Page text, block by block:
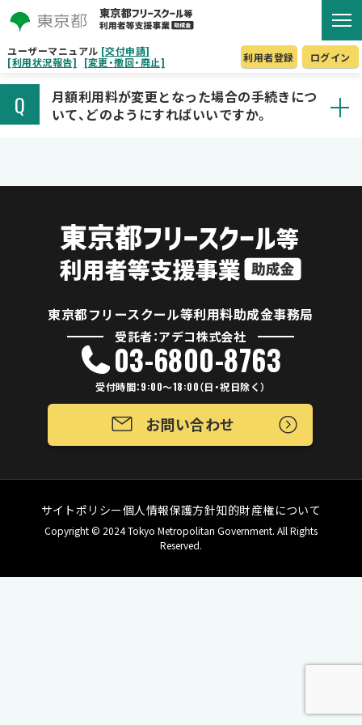
ユーザーマニュアル [交付申請]
[利用状況報告]
[変更・撤回・廃止] 利用者登録 ログイン
Q
月額利用料が変更となった場合の手続きにつ
いて、どのようにすればいいですか。
東京都フリースクール等利用料助成金事務局
受託者：アデコ株式会社
03-6800-8763
受付時間：9:00～18:00（日・祝日除く）
お問い合わせ
サイトポリシー個人情報保護方針知的財産権について
Copyright © 2024 Tokyo Metropolitan Government. All Rights
Reserved.